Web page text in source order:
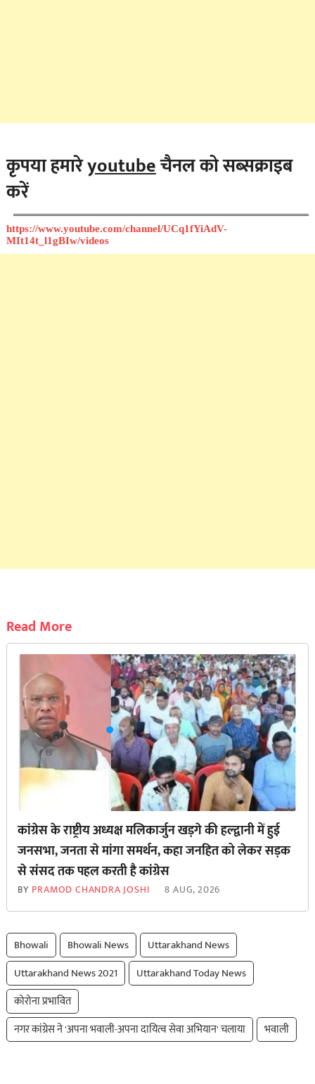
कृपया हमारेyoutubeचैनल को सब्सक्राइब
करें
https://www.youtube.com/channel/UCq1fYiAdV-
MIt14t_l1gBIw/videos
Read More
कांग्रेस के राष्ट्रीय अध्यक्ष मलिकार्जुन खड़गे की हल्द्वानी में हुई
जनसभा, जनता से मांगा समर्थन, कहा जनहित को लेकर सड़क
से ‌संसद तक पहल करती है कांग्रेस
BY PRAMOD CHANDRA JOSHI 8 AUG, 2026
Bhowali Bhowali News
Uttarakhand News
Uttarakhand News 2021
Uttarakhand Today News
कोरोना प्रभावित
नगर कांग्रेस ने 'अपना भवाली-अपना दायित्व सेवा अभियान' चलाया
भवाली